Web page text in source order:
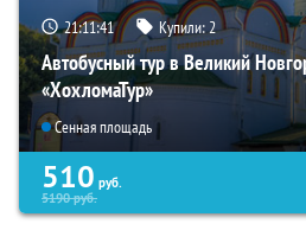
21:11:40 Купили:2
Автобусный тур в Великий
«ХохломаТур»
Сенная площадь
510 руб.
5190руб.